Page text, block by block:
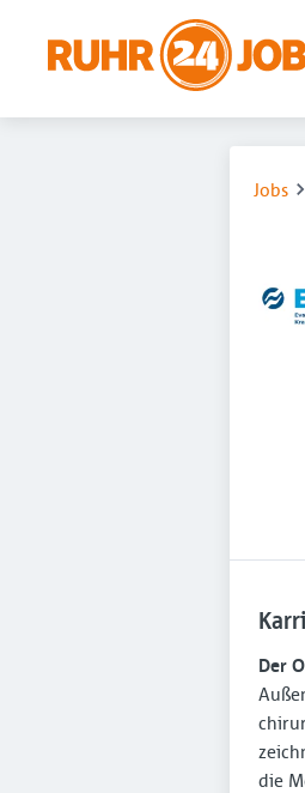
Jobs
Der
die